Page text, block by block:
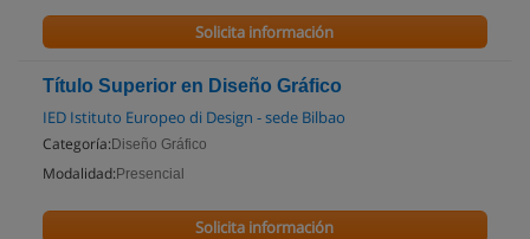
Solicita información
Título Superior en Diseño Gráfico
IED Istituto Europeo di Design - sede Bilbao
Categoría: Diseño Gráfico
Modalidad: Presencial
Solicita información